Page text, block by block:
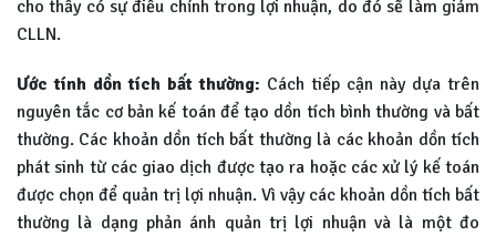
cho thấy có sự điều chỉnh trong lợi nhuận, do đó sẽ làm giảm
CLLN.
Ước tính dồn tích bất thường: Cách tiếp cận này dựa trên
nguyên tắc cơ bản kế toán để tạo dồn tích bình thường và bất
thường. Các khoản dồn tích bất thường là các khoản dồn tích
phát sinh từ các giao dịch được tạo ra hoặc các xử lý kế toán
được chọn để quản trị lợi nhuận. Vì vậy các khoản dồn tích bất
thường là dạng phản ánh quản trị lợi nhuận và là một đo